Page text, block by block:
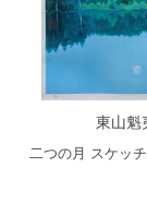
東山魁
二つの月 スケッチ